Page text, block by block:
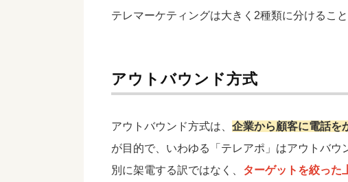
テレマーケティングは大きく2種類に分けるこ
アウトバウンド方式
アウトバウンド方式は、 企業から顧客に電話を
が目的で、いわゆる「テレアポ」はアウトバ
別に架電する訳ではなく、 ターゲットを絞った